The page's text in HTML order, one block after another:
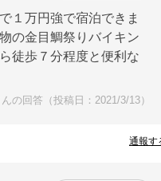
１万円強で宿泊できま
の金目鯛祭りバイキン
徒歩７分程度と便利な
の回答（投稿日：2021/3/13）
通報す